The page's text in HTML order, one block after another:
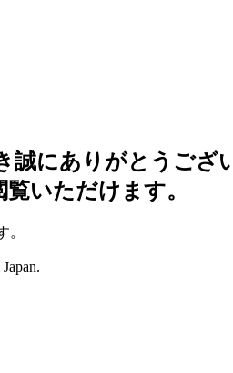
にありがとうござ
いただけます。
。